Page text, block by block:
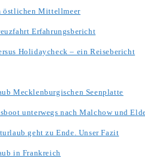
östlichen Mittellmeer
Erfahrungsbericht
Holidaycheck – ein Reisebericht
Mecklenburgischen Seenplatte
unterwegs nach Malchow und
geht zu Ende. Unser Fazit
in Frankreich